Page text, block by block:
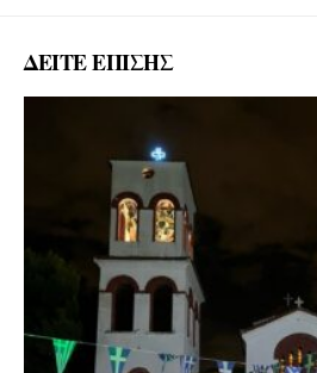
ΔΕΙΤΕ ΕΠΙΣΗΣ